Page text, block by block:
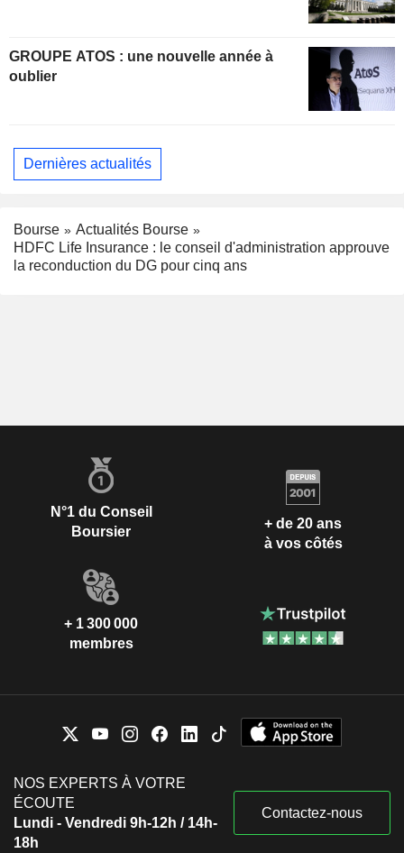
GROUPE ATOS : une nouvelle année à
oublier
Dernières actualités
Bourse
Actualités Bourse
HDFC Life Insurance : le conseil d'administration approuve
la reconduction du DG pour cinq ans
N°1 du Conseil
Boursier
+ de 20 ans
à vos côtés
+ 1 300 000
membres
NOS EXPERTS À VOTRE
ÉCOUTE
Lundi - Vendredi 9h-12h / 14h-
18h
Contactez-nous